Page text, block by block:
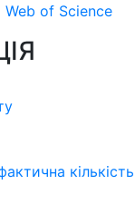
Web of Science
кількість